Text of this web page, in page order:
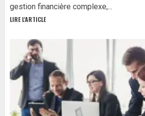
gestion financière complexe,...
LIRE L'ARTICLE